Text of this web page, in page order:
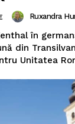
Ruxandra
în
din
Unitatea